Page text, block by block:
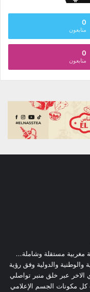
0
متابعون
0
متابعون
إلكترونية مغربية مستقلة وشاملة...
والوطنية والدولية وفق رؤية
الاخر عبر خلق منبر تواصلي
كل مكونات الجسم الإعلامي